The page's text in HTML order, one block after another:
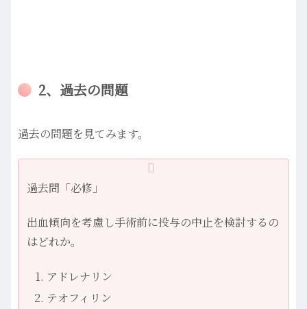
2、過去の問題
過去の問題を見てみます。
過去問「必修」
出血傾向を考慮し手術前に投与の中止を検討するの
はどれか。
アドレナリン
テオフィリン